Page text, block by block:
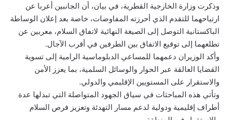
وذكرت وزارة الخارجية القطرية، في بيان، أن الجانبين أعربا عن
ارتياحهما للتقدم الذي أحرزته المفاوضات، خاصة بعد إعلان الوساطة
الباكستانية التوصل إلى الصيغة النهائية لاتفاق السلام، معربين عن
تطلعهما إلى توقيع الاتفاق بين الطرفين في أقرب الآجال.
وأكد الوزيران دعمهما للمساعي الدبلوماسية الرامية إلى تسوية
القضايا العالقة عبر الحوار والوسائل السلمية، بما يعزز الأمن
والاستقرار على المستويين الإقليمي والدولي.
وتأتي هذه المباحثات في سياق الجهود المتواصلة التي تبذلها عدة
أطراف إقليمية ودولية لدعم مسار التهدئة وتعزيز فرص السلام